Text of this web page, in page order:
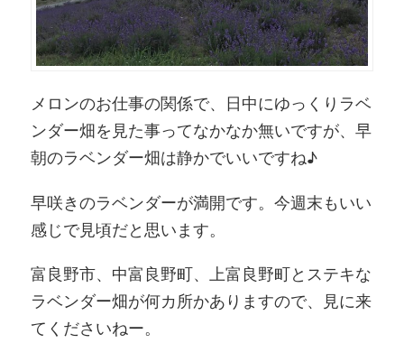
メロンのお仕事の関係で、日中にゆっくりラベ
ンダー畑を見た事ってなかなか無いですが、早
朝のラベンダー畑は静かでいいですね♪
早咲きのラベンダーが満開です。今週末もいい
感じで見頃だと思います。
富良野市、中富良野町、上富良野町とステキな
ラベンダー畑が何カ所かありますので、見に来
てくださいねー。